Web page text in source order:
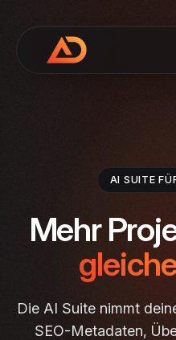
AI SUITE
Mehr
Die AI Suite nimmt
SEO-Metadaten,